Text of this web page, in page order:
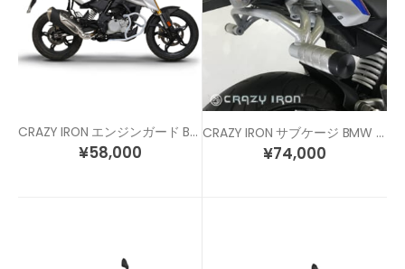
CRAZY IRON エンジンガード BMW G310GS
¥58,000
CRAZY IRON サブケージ BMW G310R / G310GS
¥74,000